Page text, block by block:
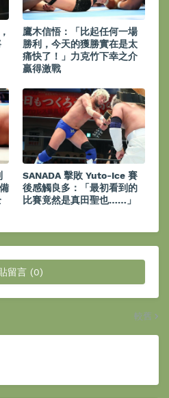
鷹木信悟：「比起任何一場
勝利，今天的獲勝實在是太
痛快了！」力克竹下幸之介
贏得激戰
SANADA 擊敗 Yuto-Ice 賽
後感觸良多：「最初看到的
比賽竟然是真田聖也……」
留言 (0)
較舊